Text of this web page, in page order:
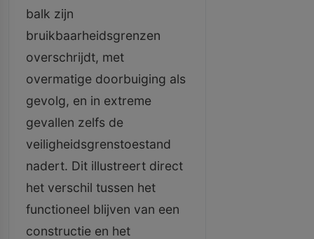
balk zijn
bruikbaarheidsgrenzen
overschrijdt, met
overmatige doorbuiging als
gevolg, en in extreme
gevallen zelfs de
veiligheidsgrenstoestand
nadert. Dit illustreert direct
het verschil tussen het
functioneel blijven van een
constructie en het